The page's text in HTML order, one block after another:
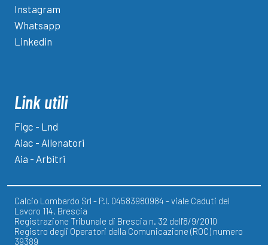
Instagram
Whatsapp
Linkedin
Link utili
Figc - Lnd
Aiac - Allenatori
Aia - Arbitri
Calcio Lombardo Srl - P.I. 04583980984 - viale Caduti del
Lavoro 114, Brescia
Registrazione Tribunale di Brescia n. 32 dell'8/9/2010
Registro degli Operatori della Comunicazione (ROC) numero
39389